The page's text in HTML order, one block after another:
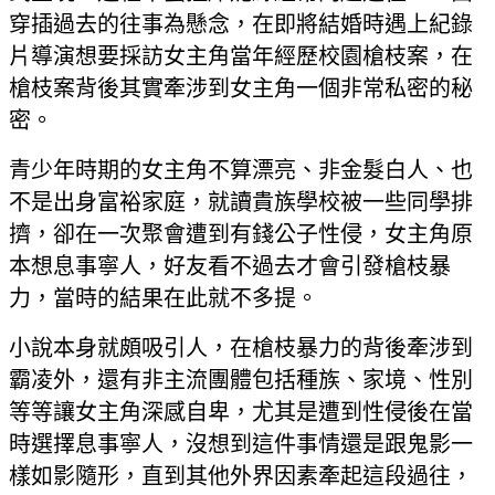
穿插過去的往事為懸念，在即將結婚時遇上紀錄
片導演想要採訪女主角當年經歷校園槍枝案，在
槍枝案背後其實牽涉到女主角一個非常私密的秘
密。
青少年時期的女主角不算漂亮、非金髮白人、也
不是出身富裕家庭，就讀貴族學校被一些同學排
擠，卻在一次聚會遭到有錢公子性侵，女主角原
本想息事寧人，好友看不過去才會引發槍枝暴
力，當時的結果在此就不多提。
小說本身就頗吸引人，在槍枝暴力的背後牽涉到
霸凌外，還有非主流團體包括種族、家境、性別
等等讓女主角深感自卑，尤其是遭到性侵後在當
時選擇息事寧人，沒想到這件事情還是跟鬼影一
樣如影隨形，直到其他外界因素牽起這段過往，